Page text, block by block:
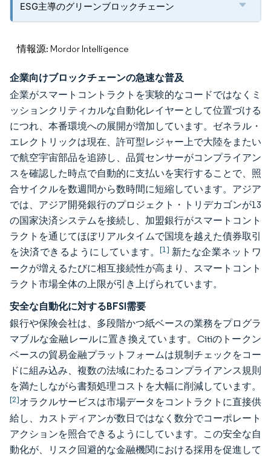
ESG主導のグリーンブロックチェーン
情報源: Mordor Intelligence
企業向けブロックチェーンの急速な普及
企業がスマートコントラクトを実験的なコードではなくミ
ッションクリティカルな自動化レイヤーとして位置づける
につれ、本番環境への展開が増加しています。ゼネラル・
エレクトリックは現在、許可型レジャー上で大陸をまたい
で航空宇宙部品を追跡し、品質センサーがコンプライアン
スを確認した時点で自動的に支払いを実行することで、照
合サイクルを数週間から数時間に短縮しています。アジア
では、アジア開発銀行のプロジェクト・トリデカゴンが13
の国家決済システムを接続し、加盟銀行がスマートコント
ラクトを通じてほぼリアルタイムで国境を越えた債券取引
を決済できるようにしています。[1] 新たな企業ネットワ
ークが増えるたびに相互接続性が高まり、スマートコント
ラクト市場全体の上限が引き上げられています。
安全な自動化に対するBFSI需要
銀行や保険会社は、多段階かつ紙ベースの業務をプログラ
マブルな金融レールに置き換えています。Citiのトークン
ベースの貿易金融プラットフォームは規制チェックをコー
ドに組み込み、複数の法域にわたるコンプライアンス規則
を満たしながら書類処理コストを大幅に削減しています。
[2]オラクルサービスは市場データをコントラクトに直接供
給し、カストディアンが数日ではなく数分でコーポレート
アクションを照合できるようにしています。この安全な自
動化が、リスク回避的な金融機関における採用を促進して